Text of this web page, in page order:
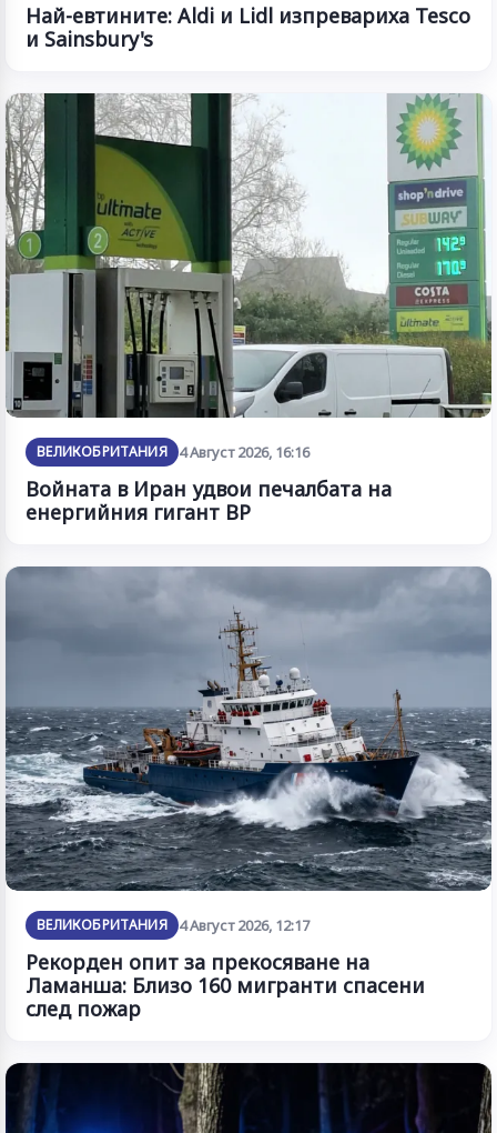
Най-евтините: Aldi и Lidl изпревариха Tesco
и Sainsbury's
ВЕЛИКОБРИТАНИЯ 4 Август 2026, 16:16
Войната в Иран удвои печалбата на
енергийния гигант BP
ВЕЛИКОБРИТАНИЯ 4 Август 2026, 12:17
Рекорден опит за прекосяване на
Ламанша: Близо 160 мигранти спасени
след пожар